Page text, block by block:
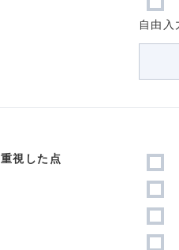
自由入
重視した点